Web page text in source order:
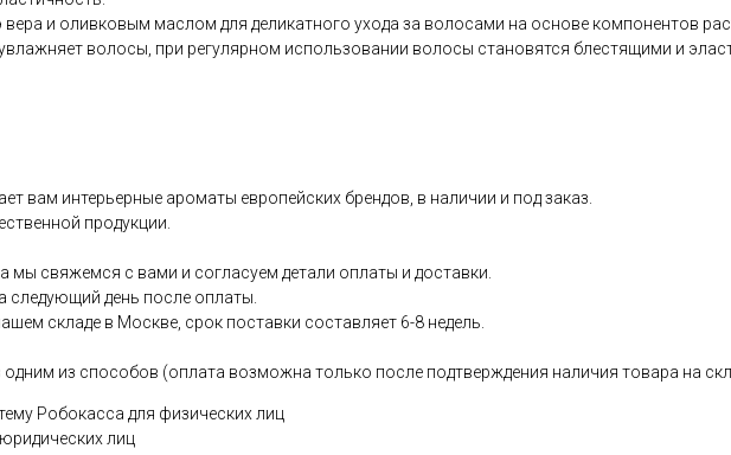
вера и оливковым маслом для деликатного ухода за волосами на основе компонентов
волосы, при регулярном использовании волосы становятся блестящими и
вам интерьерные ароматы европейских брендов, в наличии и под заказ.
продукции.
мы свяжемся с вами и согласуем детали оплаты и доставки.
следующий день после оплаты.
складе в Москве, срок поставки составляет 6-8 недель.
из способов (оплата возможна только после подтверждения наличия товара на
Робокасса для физических лиц
лиц